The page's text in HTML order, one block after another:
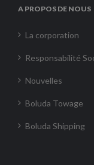
A PROPOS DE NOUS
La corporation
Responsabilité
Nouvelles
Boluda Towage
Boluda Shipping